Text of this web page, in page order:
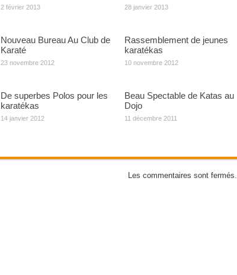
2 février 2013 28 janvier 2013
Nouveau Bureau Au Club de
Karaté
23 novembre 2012
Rassemblement de jeunes
karatékas
10 novembre 2012
De superbes Polos pour les
karatékas
14 janvier 2012
Beau Spectable de Katas au
Dojo
11 décembre 2011
Les commentaires sont fermés.